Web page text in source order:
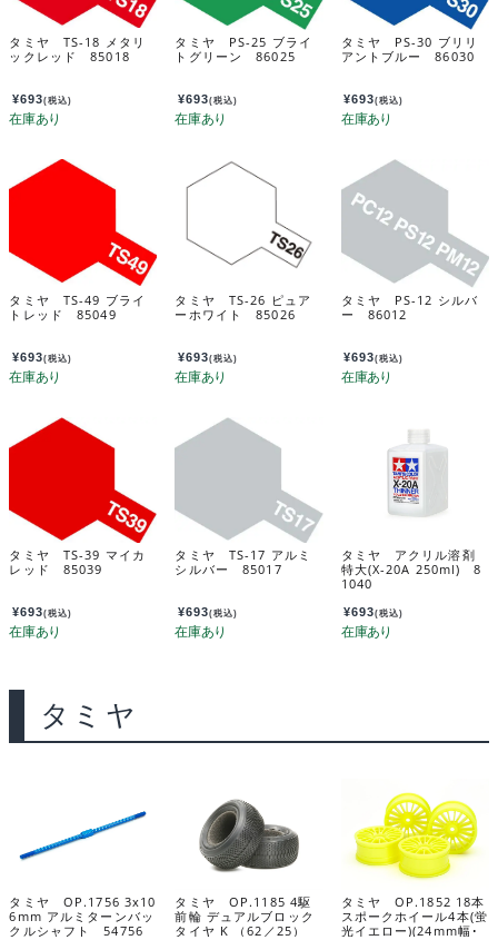
タミヤ TS-18 メタリ
ックレッド 85018
¥693(税込)
タミヤ PS-25 ブライ
トグリーン 86025
¥693(税込)
タミヤ PS-30 ブリリ
アントブルー 86030
¥693(税込)
タミヤ TS-49 ブライ
トレッド 85049
¥693(税込)
タミヤ TS-26 ピュア
ーホワイト 85026
¥693(税込)
タミヤ PS-12 シルバ
ー 86012
¥693(税込)
タミヤ TS-39 マイカ
レッド 85039
¥693(税込)
タミヤ TS-17 アルミ
シルバー 85017
¥693(税込)
タミヤ アクリル溶剤
特大(X-20A 250ml) 8
1040
¥693(税込)
タミヤ
タミヤ OP.1756 3x10
6mm アルミターンバッ
クルシャフト 54756
タミヤ OP.1185 4駆
前輪 デュアルブロック
タイヤ K （62／25）
タミヤ OP.1852 18本
スポークホイール4本(蛍
光イエロー)(24mm幅･